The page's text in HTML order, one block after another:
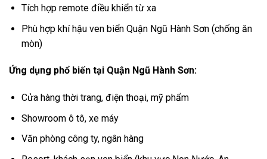
Tích hợp remote điều khiển từ xa
Phù hợp khí hậu ven biển Quận Ngũ Hành Sơn (chống ăn
mòn)
Ứng dụng phổ biến tại Quận Ngũ Hành Sơn:
Cửa hàng thời trang, điện thoại, mỹ phẩm
Showroom ô tô, xe máy
Văn phòng công ty, ngân hàng